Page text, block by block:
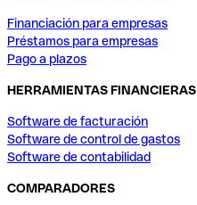
Financiación para empresas
Préstamos para empresas
Pago a plazos
HERRAMIENTAS FINANCIERAS
Software de facturación
Software de control de gastos
Software de contabilidad
COMPARADORES